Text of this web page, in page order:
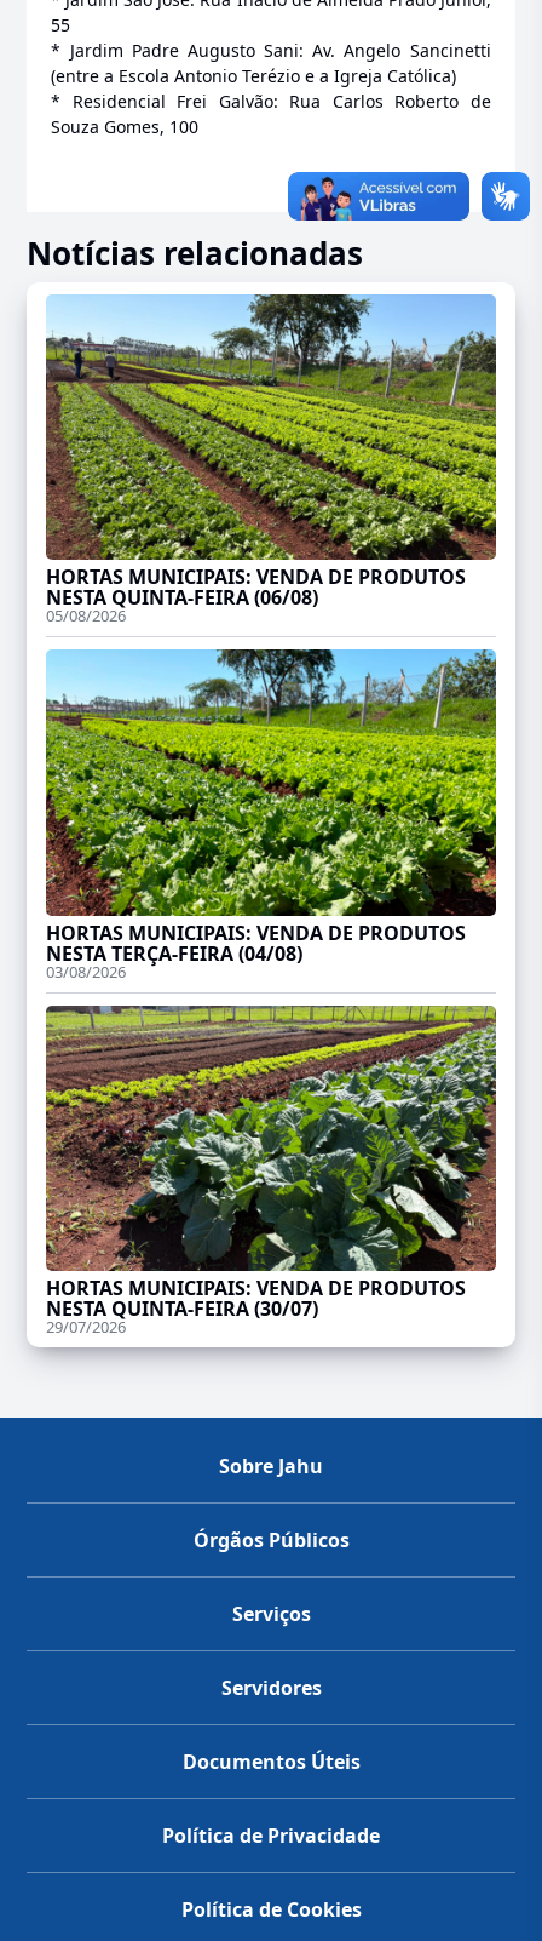
55
* Jardim Padre Augusto Sani: Av. Angelo Sancinetti
(entre a Escola Antonio Terézio e a Igreja Católica)
* Residencial Frei Galvão: Rua Carlos Roberto de
Souza Gomes, 100
Notícias relacionadas
HORTAS MUNICIPAIS: VENDA DE PRODUTOS
NESTA QUINTA-FEIRA (06/08)
05/08/2026
HORTAS MUNICIPAIS: VENDA DE PRODUTOS
NESTA TERÇA-FEIRA (04/08)
03/08/2026
HORTAS MUNICIPAIS: VENDA DE PRODUTOS
NESTA QUINTA-FEIRA (30/07)
29/07/2026
Sobre Jahu
Órgãos Públicos
Serviços
Servidores
Documentos Úteis
Política de Privacidade
Política de Cookies